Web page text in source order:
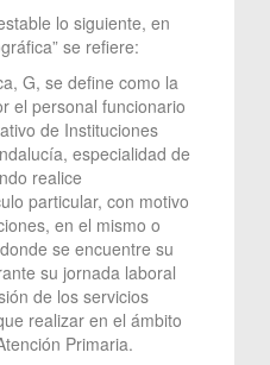
lo siguiente, en
se refiere:
G, se define como la
el personal funcionario
de Instituciones
especialidad de
realice
particular, con motivo
en el mismo o
se encuentre su
su jornada laboral
de los servicios
realizar en el ámbito
Primaria.